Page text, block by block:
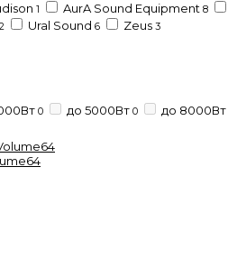
1 AurA Sound Equipment 8
2 Ural Sound 6 Zeus 3
0 до 5000Вт 0 до 8000Вт